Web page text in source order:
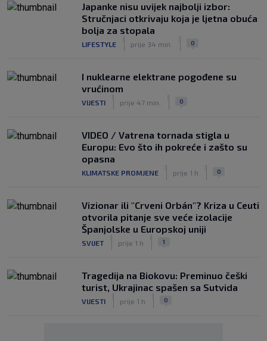
Japanke nisu uvijek najbolji izbor:
Stručnjaci otkrivaju koja je ljetna obuća
bolja za stopala
LIFESTYLE prije 34 min. 0
I nuklearne elektrane pogođene su
vrućinom
VIJESTI prije 47 min. 0
VIDEO / Vatrena tornada stigla u
Europu: Evo što ih pokreće i zašto su
opasna
KLIMATSKE PROMJENE prije 1 h 0
Vizionar ili "Crveni Orbán"? Kriza u Ceuti
otvorila pitanje sve veće izolacije
Španjolske u Europskoj uniji
SVIJET prije 1 h 1
Tragedija na Biokovu: Preminuo češki
turist, Ukrajinac spašen sa Sutvida
VIJESTI prije 1 h 0